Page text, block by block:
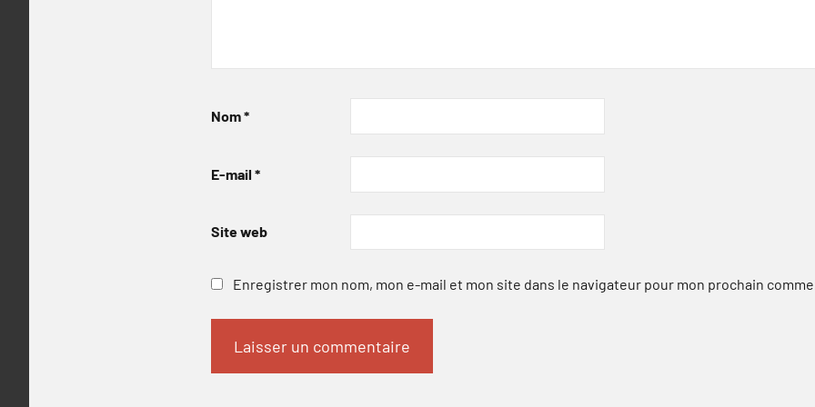
Nom*
E-mail *
Site web
Enregistrer mon nom, mon e-mail et mon site dans le navigateur pour mon prochain